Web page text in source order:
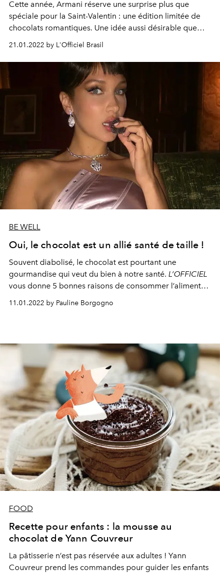
Cette année, Armani réserve une surprise plus que
spéciale pour la Saint-Valentin : une édition limitée de
chocolats romantiques. Une idée aussi désirable que
21.01.2022 by L'Officiel Brasil
BE WELL
Oui, le chocolat est un allié santé de taille !
Souvent diabolisé, le chocolat est pourtant une
gourmandise qui veut du bien à notre santé. L’OFFICIEL
vous donne 5 bonnes raisons de consommer l’aliment
11.01.2022 by Pauline Borgogno
FOOD
Recette pour enfants : la mousse au
chocolat de Yann Couvreur
La pâtisserie n’est pas réservée aux adultes ! Yann
Couvreur prend les commandes pour guider les enfants